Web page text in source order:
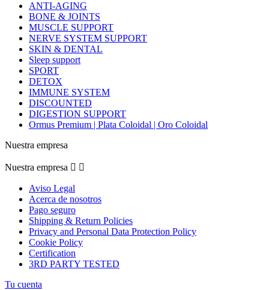
ANTI-AGING
BONE & JOINTS
MUSCLE SUPPORT
NERVE SYSTEM SUPPORT
SKIN & DENTAL
Sleep support
SPORT
DETOX
IMMUNE SYSTEM
DISCOUNTED
DIGESTION SUPPORT
Ormus Premium | Plata Coloidal | Oro Coloidal
Nuestra empresa
Nuestra empresa  
Aviso Legal
Acerca de nosotros
Pago seguro
Shipping & Return Policies
Privacy and Personal Data Protection Policy
Cookie Policy
Certification
3RD PARTY TESTED
Tu cuenta